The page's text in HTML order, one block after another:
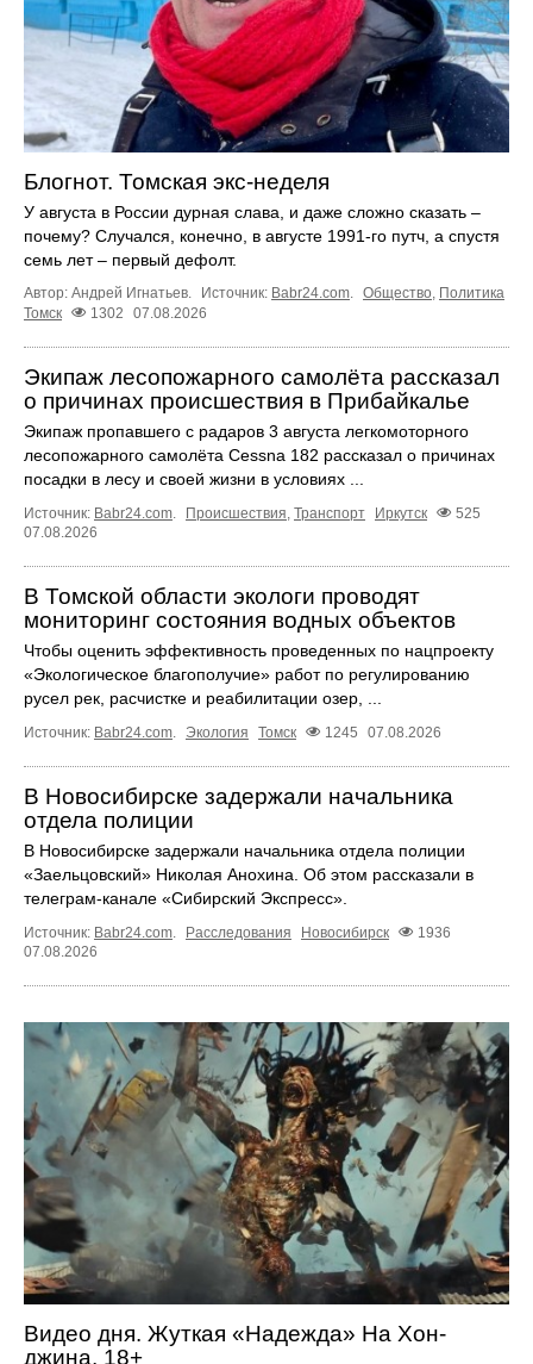
Блогнот. Томская экс-неделя
У августа в России дурная слава, и даже сложно сказать –
почему? Случался, конечно, в августе 1991-го путч, а спустя
семь лет – первый дефолт.
Автор: Андрей Игнатьев. Источник: Babr24.com. Общество, Политика
Томск
1302 07.08.2026
Экипаж лесопожарного самолёта рассказал
о причинах происшествия в Прибайкалье
Экипаж пропавшего с радаров 3 августа легкомоторного
лесопожарного самолёта Cessna 182 рассказал о причинах
посадки в лесу и своей жизни в условиях ...
Источник: Babr24.com. Происшествия, Транспорт Иркутск
525
07.08.2026
В Томской области экологи проводят
мониторинг состояния водных объектов
Чтобы оценить эффективность проведенных по нацпроекту
«Экологическое благополучие» работ по регулированию
русел рек, расчистке и реабилитации озер, ...
Источник: Babr24.com. Экология Томск 1245 07.08.2026
В Новосибирске задержали начальника
отдела полиции
В Новосибирске задержали начальника отдела полиции
«Заельцовский» Николая Анохина. Об этом рассказали в
телеграм-канале «Сибирский Экспресс».
Источник: Babr24.com. Расследования Новосибирск
1936
07.08.2026
Видео дня. Жуткая «Надежда» На Хон-
джина, 18+